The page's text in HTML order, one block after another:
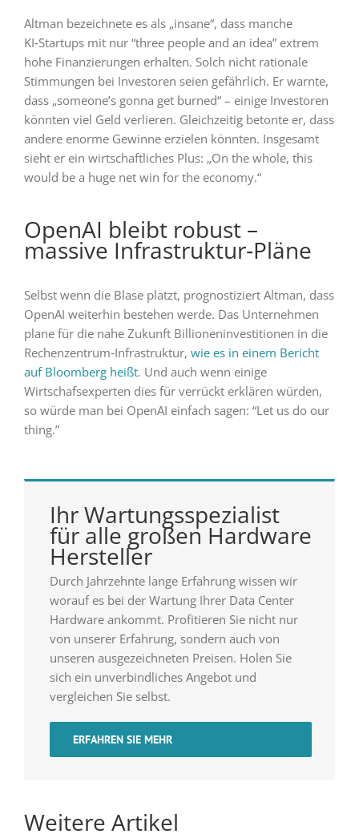
Altman bezeichnete es als „insane“, dass manche
KI‑Startups mit nur “three people and an idea” extrem
hohe Finanzierungen erhalten. Solch nicht rationale
Stimmungen bei Investoren seien gefährlich. Er warnte,
dass „someone’s gonna get burned“ – einige Investoren
könnten viel Geld verlieren. Gleichzeitig betonte er, dass
andere enorme Gewinne erzielen könnten. Insgesamt
sieht er ein wirtschaftliches Plus: „On the whole, this
would be a huge net win for the economy.“
OpenAI bleibt robust –
massive Infrastruktur‑Pläne
Selbst wenn die Blase platzt, prognostiziert Altman, dass
OpenAI weiterhin bestehen werde. Das Unternehmen
plane für die nahe Zukunft Billioneninvestitionen in die
Rechenzentrum‑Infrastruktur, wie es in einem Bericht
auf Bloomberg heißt. Und auch wenn einige
Wirtschafsexperten dies für verrückt erklären würden,
so würde man bei OpenAI einfach sagen: “Let us do our
thing.”
Ihr Wartungsspezialist
für alle großen Hardware
Hersteller
Durch Jahrzehnte lange Erfahrung wissen wir
worauf es bei der Wartung Ihrer Data Center
Hardware ankommt. Profitieren Sie nicht nur
von unserer Erfahrung, sondern auch von
unseren ausgezeichneten Preisen. Holen Sie
sich ein unverbindliches Angebot und
vergleichen Sie selbst.
ERFAHREN SIE MEHR
Weitere Artikel